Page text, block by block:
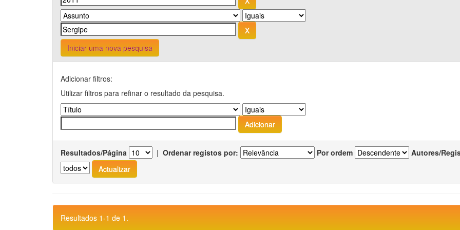
Iniciar uma nova pesquisa
Adicionar filtros:
Utilizar filtros para refinar o resultado da pesquisa.
Resultados/Página | Ordenar registos por: Por ordem Autores/
Resultados 1-1 de 1.